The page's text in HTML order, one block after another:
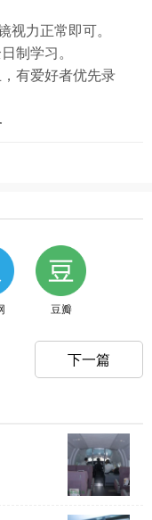
力正常即可。
制学习。
有爱好者优先录
豆瓣
下一篇